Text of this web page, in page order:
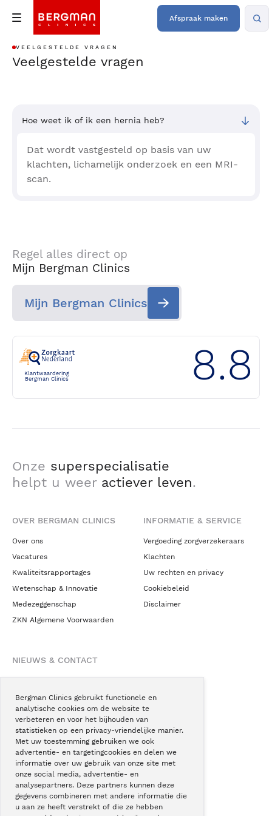
Bergman Clinics gebruikt functionele en
analytische cookies om de website te
verbeteren en voor het bijhouden van
statistieken op een privacy-vriendelijke manier.
Met uw toestemming gebruiken we ook
advertentie- en targetingcookies en delen we
informatie over uw gebruik van onze site met
onze social media, advertentie- en
analysepartners. Deze partners kunnen deze
gegevens combineren met andere informatie die
u aan ze heeft verstrekt of die ze hebben
Afspraak maken
VEELGESTELDE VRAGEN
Veelgestelde vragen
Hoe weet ik of ik een hernia heb?
Dat wordt vastgesteld op basis van uw
klachten, lichamelijk onderzoek en een MRI-
scan.
Regel alles direct op
Mijn Bergman Clinics
Mijn Bergman Clinics
Klantwaardering
Bergman Clinics
8.8
Onze superspecialisatie
helpt u weer actiever leven.
OVER BERGMAN CLINICS
Over ons
Vacatures
Kwaliteitsrapportages
Wetenschap & Innovatie
Medezeggenschap
ZKN Algemene Voorwaarden
INFORMATIE & SERVICE
Vergoeding zorgverzekeraars
Klachten
Uw rechten en privacy
Cookiebeleid
Disclaimer
NIEUWS & CONTACT
Blogs
Podcast
Pressroom
Instagram
Facebook
LinkedIn